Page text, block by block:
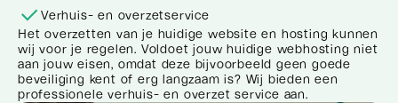
Verhuis- en overzetservice
Het overzetten van je huidige website en hosting kunnen
wij voor je regelen. Voldoet jouw huidige webhosting niet
aan jouw eisen, omdat deze bijvoorbeeld geen goede
beveiliging kent of erg langzaam is? Wij bieden een
professionele verhuis- en overzet service aan.